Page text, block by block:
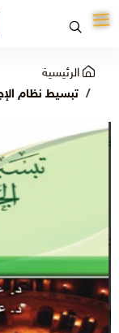
الرئيسية
تبسيط نظام